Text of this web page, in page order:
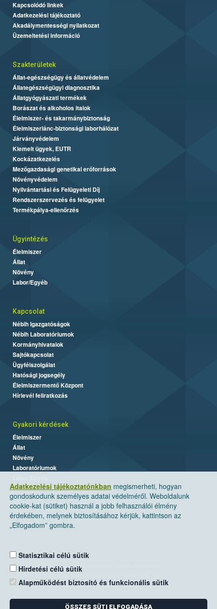
Adatkezelési tájékoztatónkban megismerheti, hogyan
gondoskodunk személyes adatai védelméről. Weboldalunk
cookie-kat (sütiket) használ a jobb felhasználói élmény
érdekében, melynek biztosításához kérjük, kattintson az
„Elfogadom” gombra.
Statisztikai célú sütik
Hirdetési célú sütik
Alapműködést biztosító és funkcionális sütik
ÖSSZES SÜTI ELFOGADÁSA
Kapcsolódó linkek
Adatkezelési tájékoztató
Akadálymentességi nyilatkozat
Üzemeltetési információ
Szakterületek
Állat-egészségügy és állatvédelem
Állategészségügyi diagnosztika
Állatgyógyászati termékek
Borászat és alkoholos italok
Élelmiszer- és takarmánybiztonság
Élelmiszerlánc-biztonsági laborhálózat
Járványvédelem
Kiemelt ügyek, EUTR
Kockázatkezelés
Mezőgazdasági genetikai erőforrások
Növényvédelem
Nyilvántartási és Felügyeleti Díj
Rendszerszervezés és felügyelet
Termékpálya-ellenőrzés
Ügyintézés
Élelmiszer
Állat
Növény
Labor/Egyéb
Kapcsolat
Nébih Igazgatóságok
Nébih Laboratóriumok
Kormányhivatalok
Sajtókapcsolat
Ügyfélszolgálat
Hatósági jogsegély
Élelmiszermentő Központ
Hírlevél feliratkozás
Gyakori kérdések
Élelmiszer
Állat
Növény
Laboratóriumok
Nemzeti Élelmiszerlánc-biztonsági Hivatal
Levelezési cím: 1525 Budapest. Pf. 30.